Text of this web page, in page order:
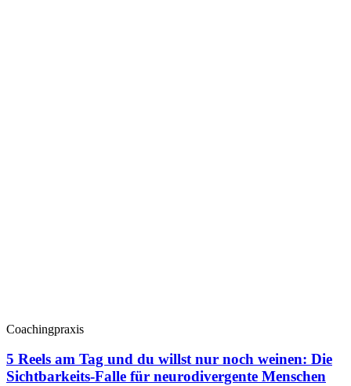
Coachingpraxis
5 Reels am Tag und du willst nur noch weinen: Die
Sichtbarkeits-Falle für neurodivergente Menschen